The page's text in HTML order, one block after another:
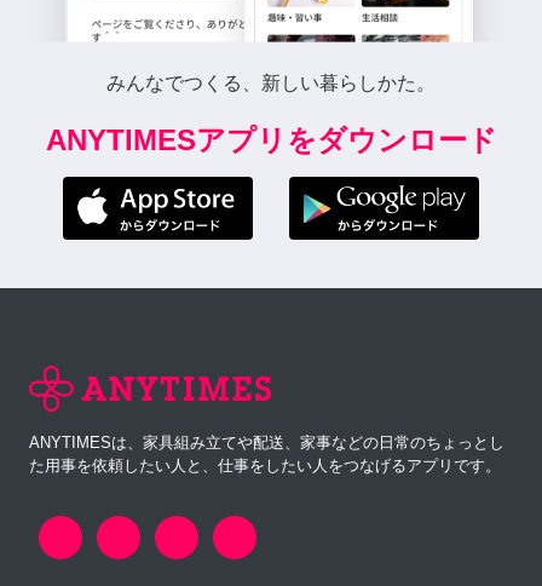
みんなでつくる、新しい暮らしかた。
ANYTIMESアプリをダウンロード
ANYTIMESは、家具組み立てや配送、家事などの日常のちょっとし
た用事を依頼したい人と、仕事をしたい人をつなげるアプリです。